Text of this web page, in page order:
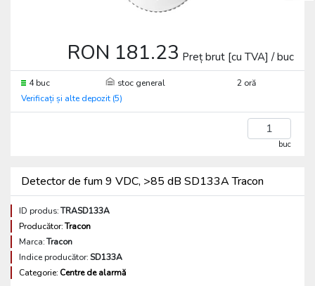
RON 181.23 Preț brut [cu TVA] / buc
4 buc stoc general
2 oră
Verificați și alte depozit (5)
buc
Detector de fum 9 VDC, >85 dB SD133A Tracon
ID produs:TRASD133A
Producător:Tracon
Marca:Tracon
Indice producător:SD133A
Categorie: Centre de alarmă